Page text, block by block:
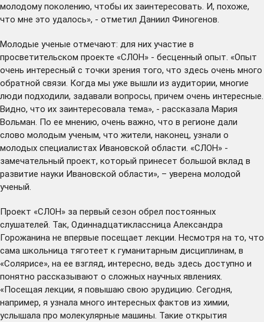
молодому поколению, чтобы их заинтересовать. И, похоже,
что мне это удалось», - отметил Даниил Финогенов.
Молодые ученые отмечают: для них участие в
просветительском проекте «СЛОН» - бесценный опыт. «Опыт
очень интересный с точки зрения того, что здесь очень много
обратной связи. Когда мы уже вышли из аудитории, многие
люди подходили, задавали вопросы, причем очень интересные.
Видно, что их заинтересовала тема», - рассказала Мария
Вольман. По ее мнению, очень важно, что в регионе дали
слово молодым ученым, что жители, наконец, узнали о
молодых специалистах Ивановской области. «СЛОН» -
замечательный проект, который принесет большой вклад в
развитие науки Ивановской области», – уверена молодой
ученый.
Проект «СЛОН» за первый сезон обрел постоянных
слушателей. Так, Одиннадцатиклассница Александра
Горожанина не впервые посещает лекции. Несмотря на то, что
сама школьница тяготеет к гуманитарным дисциплинам, в
«Солярисе», на ее взгляд, интересно, ведь здесь доступно и
понятно рассказывают о сложных научных явлениях.
«Посещая лекции, я повышаю свою эрудицию. Сегодня,
например, я узнала много интересных фактов из химии,
услышала про молекулярные машины. Такие открытия